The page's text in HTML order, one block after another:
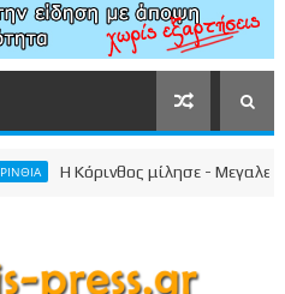
Η Κόρινθος μίλησε - Μεγαλειώδης